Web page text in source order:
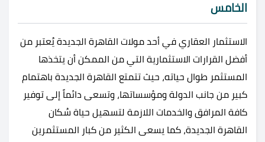
الخامس
الاستثمار العقاري في أحد مولات القاهرة الجديدة يُعتبر من
أفضل القرارات الاستثمارية التي من الممكن أن يتخذها
المستثمر طوال حياته، حيث تتمتع القاهرة الجديدة باهتمام
كبير من جانب الدولة ومؤسساتها، وتسعى دائماً إلى توفير
كافة المرافق والخدمات اللازمة لتسهيل حياة سُكان
القاهرة الجديدة، كما يسعى الكثير من كبار المستثمرين